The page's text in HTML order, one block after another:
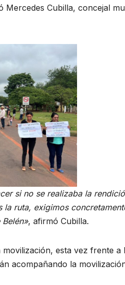
Mercedes Cubilla, concejal
si no se realizaba la
ruta, exigimos
, afirmó Cubilla.
esta vez frente a
acompañando la